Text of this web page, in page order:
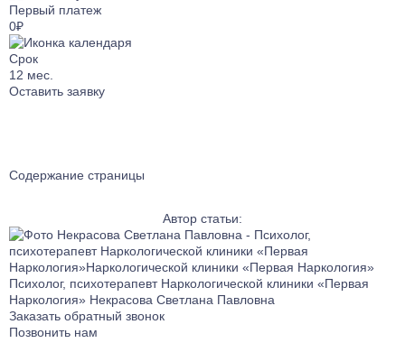
Лечение от Метадона
Лечение от Габапентина
Ресоциализация наркозависимых
Лечение социопатии
Лечение булимии
Лечение сонливости
Лечение игромании
Лечение созависимости
Лечение апатии
Лечение зависимости от ставок на спорт
Лечение клептомании
Лечение послеродовой депрессии
Первый платеж
0₽
Срок
12 мес.
Оставить заявку
Содержание страницы
Автор статьи:
Психолог, психотерапевт Наркологической клиники «Первая
Наркология» Некрасова Светлана Павловна
Заказать обратный звонок
Позвонить нам